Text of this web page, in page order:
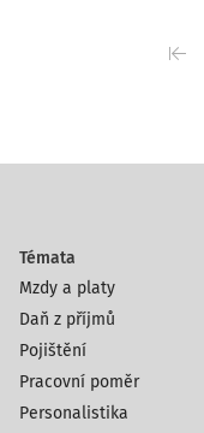
Témata
Mzdy a platy
Daň z příjmů
Pojištění
Pracovní poměr
Personalistika